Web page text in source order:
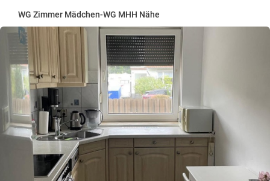
WG Zimmer Mädchen-WG MHH Nähe